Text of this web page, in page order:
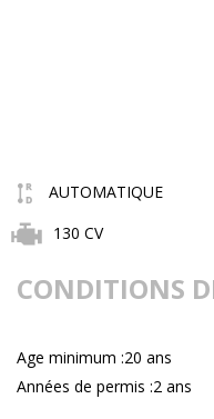
AUTOMATIQUE
130 CV
CONDITIONS
Age minimum :20 ans
Années de permis :2 ans